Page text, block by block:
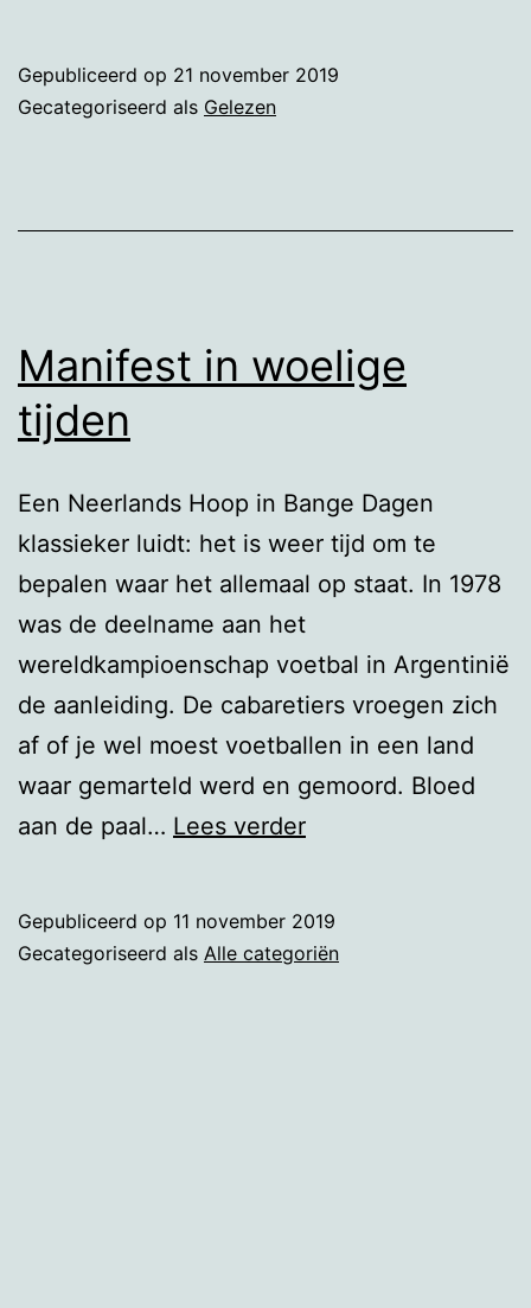
Gepubliceerd op 21 november 2019
Gecategoriseerd als Gelezen
Manifest in woelige
tijden
Een Neerlands Hoop in Bange Dagen
klassieker luidt: het is weer tijd om te
bepalen waar het allemaal op staat. In 1978
was de deelname aan het
wereldkampioenschap voetbal in Argentinië
de aanleiding. De cabaretiers vroegen zich
af of je wel moest voetballen in een land
waar gemarteld werd en gemoord. Bloed
aan de paal… Lees verderManifest
tijden
Gepubliceerd op 11 november 2019
Gecategoriseerd als Alle categoriën